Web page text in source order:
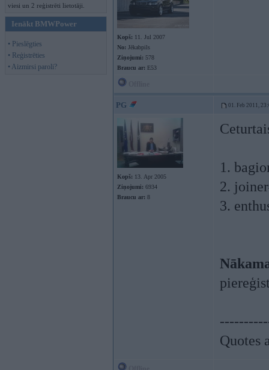
viesi un 2 reģistrēti lietotāji.
Ienākt BMWPower
• Pieslēgties
• Reģistrēties
• Aizmirsi paroli?
Kopš: 11. Jul 2007
No: Jēkabpils
Ziņojumi: 578
Braucu ar: E53
PG 01. Feb 2011,
Kopš: 13. Apr 2005
Ziņojumi: 6934
Braucu ar: 8
1.
2.
3.
Quotes